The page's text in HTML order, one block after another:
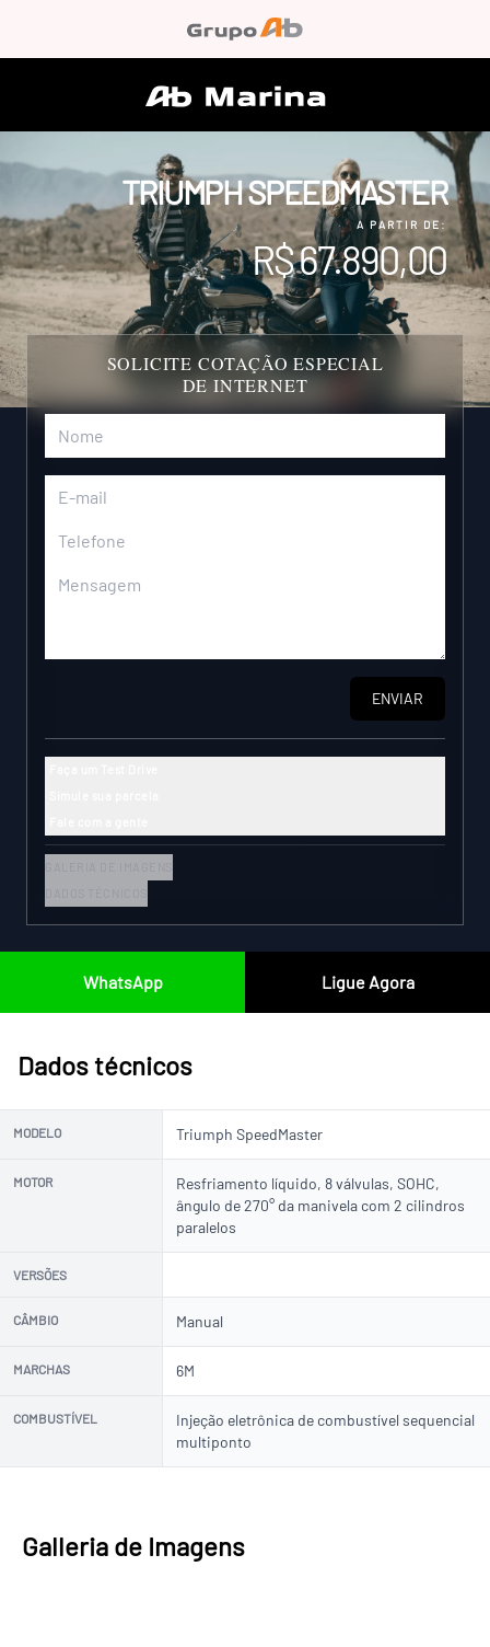
SOLICITE COTAÇÃO ESPECIAL
DE INTERNET
ENVIAR
TRIUMPH SPEEDMASTER
A PARTIR DE:
R$ 67.890,00
WhatsApp Ligue Agora
Dados técnicos
MODELO Triumph SpeedMaster
MOTOR
Resfriamento líquido, 8 válvulas, SOHC,
ângulo de 270° da manivela com 2 cilindros
paralelos
VERSÕES
CÂMBIO Manual
MARCHAS 6M
COMBUSTÍVEL
Injeção eletrônica de combustível sequencial
multiponto
Galleria de Imagens